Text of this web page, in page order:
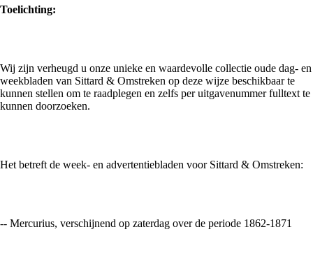
Toelichting:
Wij zijn verheugd u onze unieke en waardevolle collectie oude dag- en
weekbladen van Sittard & Omstreken op deze wijze beschikbaar te
kunnen stellen om te raadplegen en zelfs per uitgavenummer fulltext te
kunnen doorzoeken.
Het betreft de week- en advertentiebladen voor Sittard & Omstreken:
-- Mercurius, verschijnend op zaterdag over de periode 1862-1871